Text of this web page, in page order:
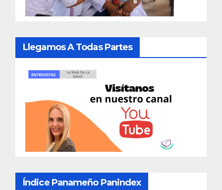
Llegamos A Todas Partes
Índice Panameño Panindex